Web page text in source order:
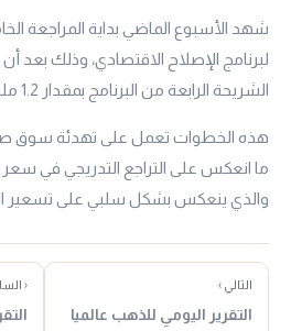
شهد الأسبوع الماضي بداية المراجعة
لبرنامج الإصلاح الاقتصادي، وذلك
الشريحة الرابعة من البرنامج بمقدار 1.2 مليار دولار في ابريل الماضي.
هذه الخطوات تعمل على تهدئة سوق
ما انعكس على التراجع التدريجي في سعر
والذي ينعكس بشكل سلبي على تسعير
التالي ›
التقرير اليومي للذهب عالميا
‹